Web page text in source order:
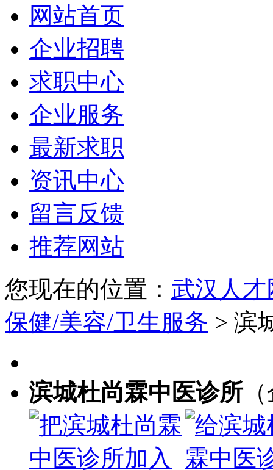
网站首页
企业招聘
求职中心
企业服务
最新求职
资讯中心
留言反馈
推荐网站
您现在的位置： 武汉人才
保健/美容/卫生服务 > 滨
滨城杜尚霖中医诊所